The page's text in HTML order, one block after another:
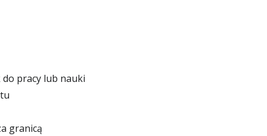
pracy lub nauki
granicą